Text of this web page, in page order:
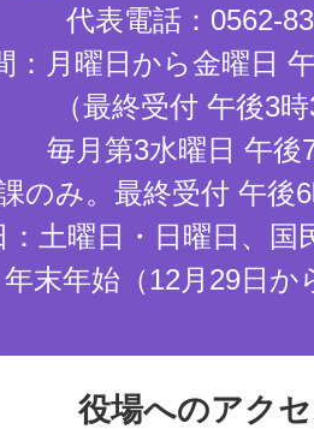
代表電話：0562-
：月曜日から金曜日
（最終受付 午後3
毎月第3水曜日 午後
課のみ。最終受付 午
：土曜日・日曜日、国
年末年始（12月29日か
役場へのアク